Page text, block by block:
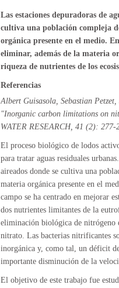
Las estaciones depuradoras de
cultiva una población compleja
orgánica presente en el medio.
eliminar, además de la materia
riqueza de nutrientes de los
Referencias
Albert Guisasola, Sebastian
"Inorganic carbon limitations on
WATER RESEARCH, 41 (2): 277-
El proceso biológico de lodos
para tratar aguas residuales
aireados donde se cultiva una
materia orgánica presente en el
campo se ha centrado en mejorar
dos nutrientes limitantes de la
eliminación biológica de
nitrato. Las bacterias nitrificantes
inorgánica y, como tal, un déficit
importante disminución de la
El objetivo de este trabajo fue